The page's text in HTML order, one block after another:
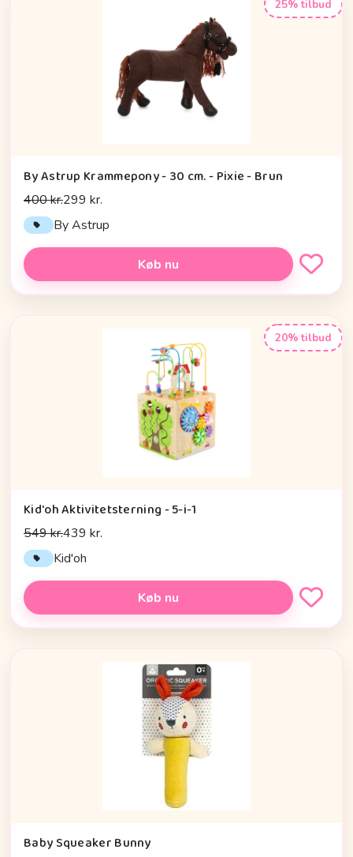
25% tilbud
By Astrup Krammepony - 30 cm. - Pixie - Brun
400 kr.299 kr.
By Astrup
Køb nu
20% tilbud
Kid'oh Aktivitetsterning - 5-i-1
549 kr.439 kr.
Kid'oh
Køb nu
Baby Squeaker Bunny